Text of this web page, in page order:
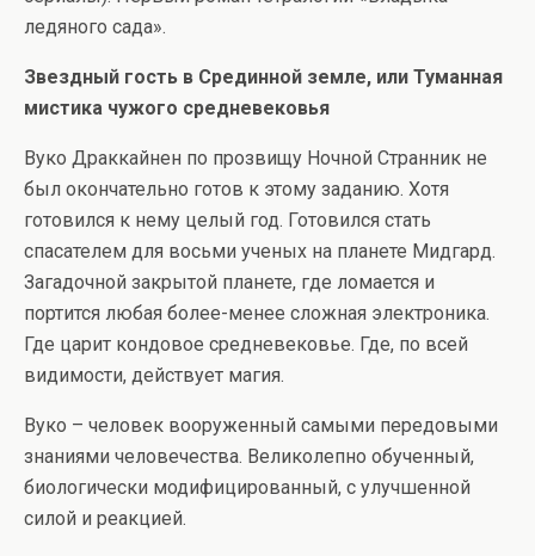
ледяного сада».
Звездный гость в Срединной земле, или Туманная
мистика чужого средневековья
Вуко Драккайнен по прозвищу Ночной Странник не
был окончательно готов к этому заданию. Хотя
готовился к нему целый год. Готовился стать
спасателем для восьми ученых на планете Мидгард.
Загадочной закрытой планете, где ломается и
портится любая более-менее сложная электроника.
Где царит кондовое средневековье. Где, по всей
видимости, действует магия.
Вуко – человек вооруженный самыми передовыми
знаниями человечества. Великолепно обученный,
биологически модифицированный, с улучшенной
силой и реакцией.